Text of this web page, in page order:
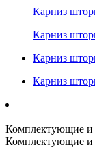
Карниз
Карниз
Карниз
Карниз
Комплектующие и
Комплектующие и